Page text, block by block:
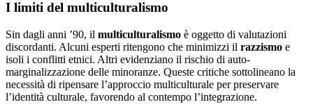
I limiti del multiculturalismo
Sin dagli anni ’90, il multiculturalismo è oggetto di valutazioni
discordanti. Alcuni esperti ritengono che minimizzi il razzismo e
isoli i conflitti etnici. Altri evidenziano il rischio di auto-
marginalizzazione delle minoranze. Queste critiche sottolineano la
necessità di ripensare l’approccio multiculturale per preservare
l’identità culturale, favorendo al contempo l’integrazione.